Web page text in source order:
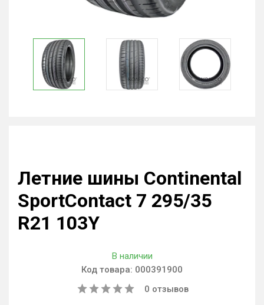
Летние шины Continental
SportContact 7 295/35
R21 103Y
В наличии
Код товара: 000391900
0 отзывов